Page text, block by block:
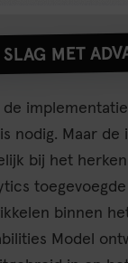
MET
de
nodig. Maar
bij het
binnen
Model